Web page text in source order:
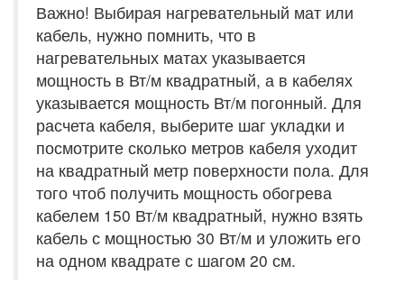
Важно! Выбирая нагревательный мат или
кабель, нужно помнить, что в
нагревательных матах указывается
мощность в Вт/м квадратный, а в кабелях
указывается мощность Вт/м погонный. Для
расчета кабеля, выберите шаг укладки и
посмотрите сколько метров кабеля уходит
на квадратный метр поверхности пола. Для
того чтоб получить мощность обогрева
кабелем 150 Вт/м квадратный, нужно взять
кабель с мощностью 30 Вт/м и уложить его
на одном квадрате с шагом 20 см.